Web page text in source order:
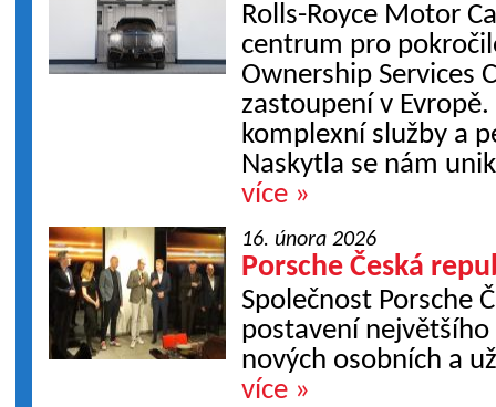
Rolls-Royce Motor
centrum pro
Ownership Services
zastoupení v
komplexní služby a
Naskytla se nám
více »
16. února 2026
Porsche Česká
Společnost Porsche
postavení
nových osobních a
více »